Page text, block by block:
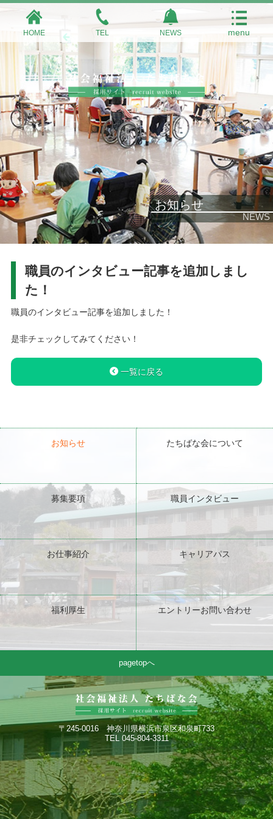
HOME TEL NEWS
お知らせ
NEWS
職員のインタビュー記事を追加しまし
た！
職員のインタビュー記事を追加しました！
是非チェックしてみてください！
一覧に戻る
お知らせ たちばな会について
募集要項 職員インタビュー
お仕事紹介 キャリアパス
福利厚生 エントリーお問い合わせ
pagetopへ
〒245-0016 神奈川県横浜市泉区和泉町733
TEL 045-804-3311